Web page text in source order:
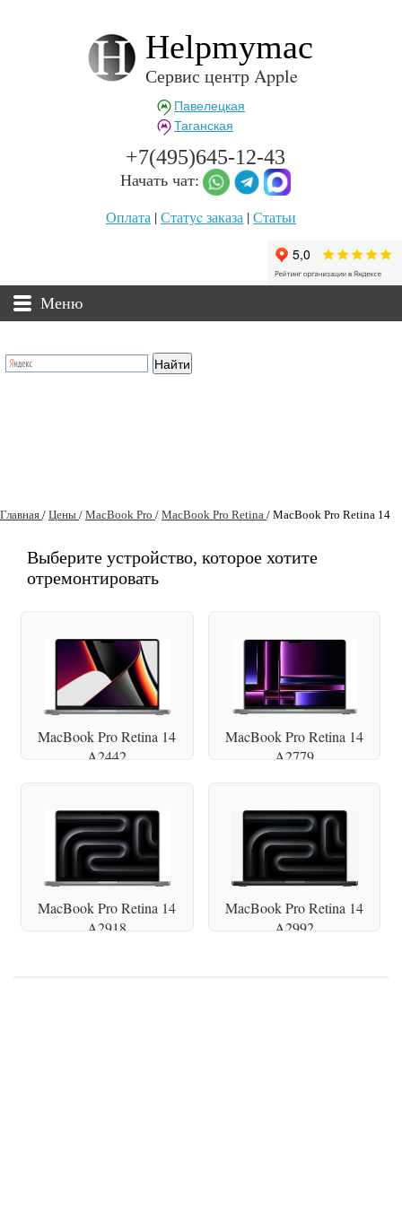
Helpmymac
Сервис центр Apple
Павелецкая
Таганская
+7(495)645-12-43
Начать чат:
Оплата |Статуc заказа |Статьи
Меню
Главная / Цены / MacBook Pro / MacBook Pro Retina / MacBook Pro Retina 14
Выберите устройство, которое хотите
отремонтировать
MacBook Pro Retina 14
A2442
MacBook Pro Retina 14
A2779
MacBook Pro Retina 14
A2918
MacBook Pro Retina 14
A2992